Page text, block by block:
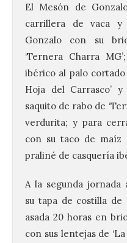
El Mesón de
carrillera de vaca y
Gonzalo con su
‘Ternera Charra
ibérico al palo cortado
Hoja del Carrasco’
saquito de rabo de
verdurita; y para
con su taco de maíz
praliné de casquería
A la segunda jornada
su tapa de costilla de
asada 20 horas en
con sus lentejas de